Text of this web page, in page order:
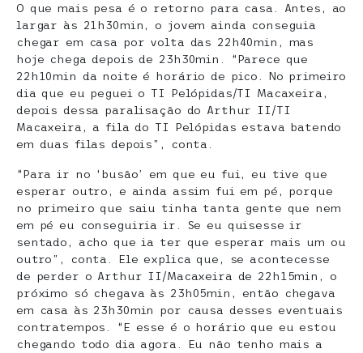
O que mais pesa é o retorno para casa. Antes, ao
largar às 21h30min, o jovem ainda conseguia
chegar em casa por volta das 22h40min, mas
hoje chega depois de 23h30min. “Parece que
22h10min da noite é horário de pico. No primeiro
dia que eu peguei o TI Pelópidas/TI Macaxeira,
depois dessa paralisação do Arthur II/TI
Macaxeira, a fila do TI Pelópidas estava batendo
em duas filas depois”, conta.
“Para ir no ‘busão’ em que eu fui, eu tive que
esperar outro, e ainda assim fui em pé, porque
no primeiro que saiu tinha tanta gente que nem
em pé eu conseguiria ir. Se eu quisesse ir
sentado, acho que ia ter que esperar mais um ou
outro”, conta. Ele explica que, se acontecesse
de perder o Arthur II/Macaxeira de 22h15min, o
próximo só chegava às 23h05min, então chegava
em casa às 23h30min por causa desses eventuais
contratempos. “E esse é o horário que eu estou
chegando todo dia agora. Eu não tenho mais a